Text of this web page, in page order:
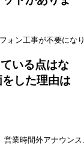
ォン工事が不要にな
いる点はな
した理由は
業時間外アナウン